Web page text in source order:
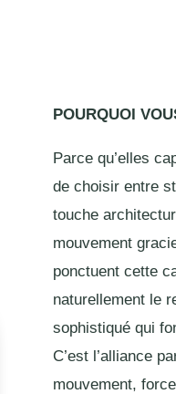
POURQUOI
Parce qu’elles
de choisir entre
touche
mouvement
ponctuent cette
naturellement le
sophistiqué qui
C’est l’alliance
mouvement,